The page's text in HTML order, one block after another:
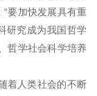
要加快发展具有重
研究成为我国哲学
哲学社会科学培养
随着人类社会的不断